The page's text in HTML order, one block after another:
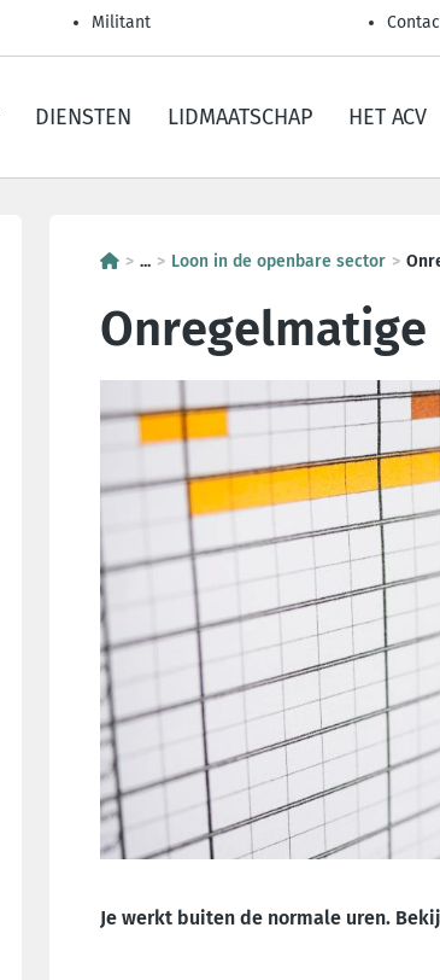
Militant
DIENSTEN LIDMAATSCHAP HET ACV
... Loon in de openbare sector
Je werkt buiten de normale uren.